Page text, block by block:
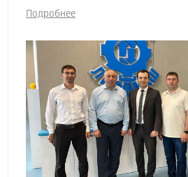
Подробнее